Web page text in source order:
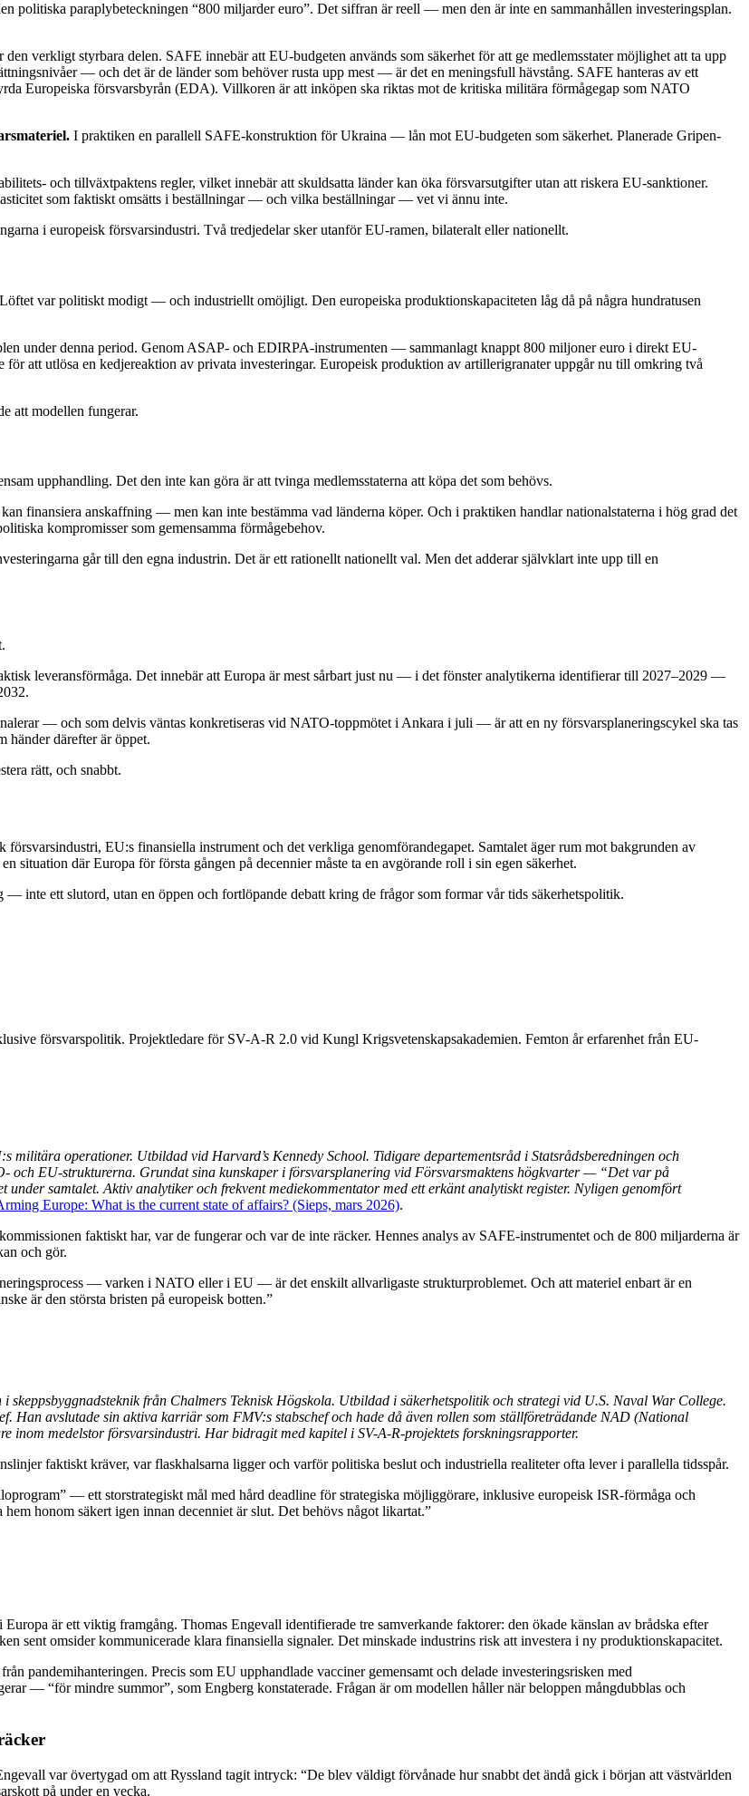
politiska paraplybeteckningen “800 miljarder euro”. Det siffran är reell — men den är inte en sammanhållen investeringsplan.
den verkligt styrbara delen. SAFE innebär att EU-budgeten används som säkerhet för att ge medlemsstater möjlighet att ta upp
— och det är de länder som behöver rusta upp mest — är det en meningsfull hävstång. SAFE hanteras av ett
Europeiska försvarsbyrån (EDA). Villkoren är att inköpen ska riktas mot de kritiska militära förmågegap som NATO
I praktiken en parallell SAFE-konstruktion för Ukraina — lån mot EU-budgeten som säkerhet. Planerade Gripen-
och tillväxtpaktens regler, vilket innebär att skuldsatta länder kan öka försvarsutgifter utan att riskera EU-sanktioner.
som faktiskt omsätts i beställningar — och vilka beställningar — vet vi ännu inte.
i europeisk försvarsindustri. Två tredjedelar sker utanför EU-ramen, bilateralt eller nationellt.
var politiskt modigt — och industriellt omöjligt. Den europeiska produktionskapaciteten låg då på några hundratusen
under denna period. Genom ASAP- och EDIRPA-instrumenten — sammanlagt knappt 800 miljoner euro i direkt EU-
att utlösa en kedjereaktion av privata investeringar. Europeisk produktion av artillerigranater uppgår nu till omkring två
att modellen fungerar.
upphandling. Det den inte kan göra är att tvinga medlemsstaterna att köpa det som behövs.
finansiera anskaffning — men kan inte bestämma vad länderna köper. Och i praktiken handlar nationalstaterna i hög grad det
kompromisser som gemensamma förmågebehov.
går till den egna industrin. Det är ett rationellt nationellt val. Men det adderar självklart inte upp till en
leveransförmåga. Det innebär att Europa är mest sårbart just nu — i det fönster analytikerna identifierar till 2027–2029 —
— och som delvis väntas konkretiseras vid NATO-toppmötet i Ankara i juli — är att en ny försvarsplaneringscy­kel ska tas
händer därefter är öppet.
rätt, och snabbt.
EU:s finansiella instrument och det verkliga genomförandegapet. Samtalet äger rum mot bakgrunden av
situation där Europa för första gången på decennier måste ta en avgörande roll i sin egen säkerhet.
— inte ett slutord, utan en öppen och fortlöpande debatt kring de frågor som formar vår tids säkerhetspolitik.
försvarspolitik. Projektledare för SV-A-R 2.0 vid Kungl Krigsvetenskapsakademien. Femton år erfarenhet från EU-
operationer. Utbildad vid Harvard’s Kennedy School. Tidigare departementsråd i Statsrådsberedningen och
och EU-strukturerna. Grundat sina kunskaper i försvarsplanering vid Försvarsmaktens högkvarter — “Det var på
samtalet. Aktiv analytiker och frekvent mediekommentator med ett erkänt analytiskt register. Nyligen genomfört
Europe: What is the current state of affairs? (Sieps, mars 2026).
faktiskt har, var de fungerar och var de inte räcker. Hennes analys av SAFE-instrumentet och de 800 miljarderna är
och gör.
— varken i NATO eller i EU — är det enskilt allvarligaste strukturproblemet. Och att materiel enbart är en
är den största bristen på europeisk botten.”
från Chalmers Teknisk Högskola. Utbildad i säkerhetspolitik och strategi vid U.S. Naval War College.
avslutade sin aktiva karriär som FMV:s stabschef och hade då även rollen som ställföreträdande NAD (National
inom medelstor försvarsindustri. Har bidragit med kapitel i SV-A-R-projektets forskningsrapporter.
faktiskt kräver, var flaskhalsarna ligger och varför politiska beslut och industriella realiteter ofta lever i parallella tidsspår.
— ett storstrategiskt mål med hård deadline för strategiska möjliggörare, inklusive europeisk ISR-förmåga och
honom säkert igen innan decenniet är slut. Det behövs något likartat.”
är ett viktig framgång. Thomas Engevall identifierade tre samverkande faktorer: den ökade känslan av brådska efter
sent omsider kommunicerade klara finansiella signaler. Det minskade industrins risk att investera i ny produktionskapacitet.
pandemihanteringen. Precis som EU upphandlade vacciner gemensamt och delade investeringsrisken med
— “för mindre summor”, som Engberg konstaterade. Frågan är om modellen håller när beloppen mångdubblas och
var övertygad om att Ryssland tagit intryck: “De blev väldigt förvånade hur snabbt det ändå gick i början att västvärlden
på under en vecka.